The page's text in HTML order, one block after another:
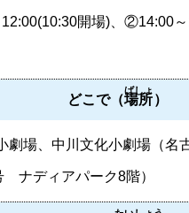
開場)、②14:00～
どこで（場所
ばしょ
）
劇場、中川文化小劇場（名
ナディアパーク8階）